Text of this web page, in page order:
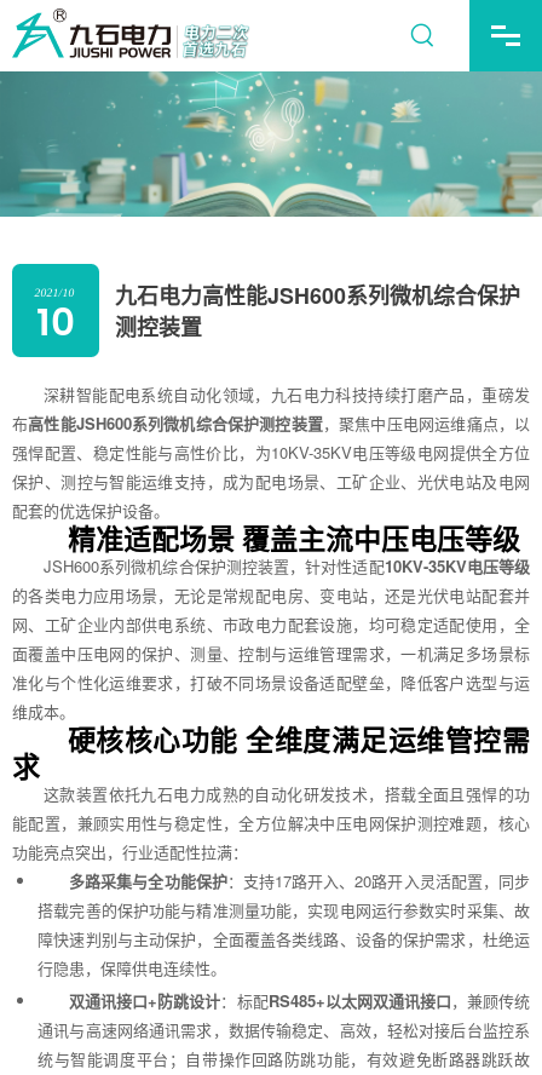
2021/10
10
九石电力高性能JSH600系列微机综合保护
测控装置
深耕智能配电系统自动化领域，九石电力科技持续打磨产品，重磅发
布高性能JSH600系列微机综合保护测控装置，聚焦中压电网运维痛点，以
强悍配置、稳定性能与高性价比，为10KV-35KV电压等级电网提供全方位
保护、测控与智能运维支持，成为配电场景、工矿企业、光伏电站及电网
配套的优选保护设备。
精准适配场景 覆盖主流中压电压等级
JSH600系列微机综合保护测控装置，针对性适配10KV-35KV电压等级
的各类电力应用场景，无论是常规配电房、变电站，还是光伏电站配套并
网、工矿企业内部供电系统、市政电力配套设施，均可稳定适配使用，全
面覆盖中压电网的保护、测量、控制与运维管理需求，一机满足多场景标
准化与个性化运维要求，打破不同场景设备适配壁垒，降低客户选型与运
维成本。
硬核核心功能 全维度满足运维管控需
求
这款装置依托九石电力成熟的自动化研发技术，搭载全面且强悍的功
能配置，兼顾实用性与稳定性，全方位解决中压电网保护测控难题，核心
功能亮点突出，行业适配性拉满：
多路采集与全功能保护：支持17路开入、20路开入灵活配置，同步
搭载完善的保护功能与精准测量功能，实现电网运行参数实时采集、故
障快速判别与主动保护，全面覆盖各类线路、设备的保护需求，杜绝运
行隐患，保障供电连续性。
双通讯接口+防跳设计：标配RS485+以太网双通讯接口，兼顾传统
通讯与高速网络通讯需求，数据传输稳定、高效，轻松对接后台监控系
统与智能调度平台；自带操作回路防跳功能，有效避免断路器跳跃故